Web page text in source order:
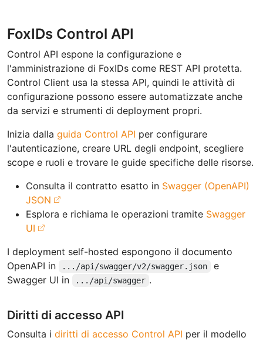
FoxIDs Control API
Control API espone la configurazione e
l'amministrazione di FoxIDs come REST API protetta.
Control Client usa la stessa API, quindi le attività di
configurazione possono essere automatizzate anche
da servizi e strumenti di deployment propri.
Inizia dalla guida Control API per configurare
l'autenticazione, creare URL degli endpoint, scegliere
scope e ruoli e trovare le guide specifiche delle risorse.
Consulta il contratto esatto in Swagger (OpenAPI)
JSON
Esplora e richiama le operazioni tramite Swagger
UI
I deployment self-hosted espongono il documento
OpenAPI in
.../api/swagger/v2/swagger.json
e
Swagger UI in
.../api/swagger .
Diritti di accesso API
Consulta i diritti di accesso Control API per il modello